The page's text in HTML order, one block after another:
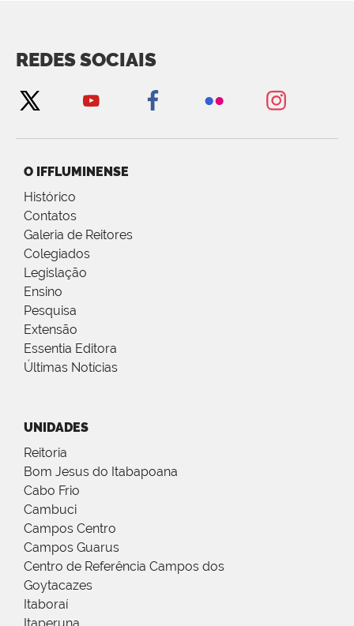
REDES SOCIAIS
O IFFLUMINENSE
Histórico
Contatos
Galeria de Reitores
Colegiados
Legislação
Ensino
Pesquisa
Extensão
Essentia Editora
Últimas Notícias
UNIDADES
Reitoria
Bom Jesus do Itabapoana
Cabo Frio
Cambuci
Campos Centro
Campos Guarus
Centro de Referência Campos dos
Goytacazes
Itaboraí